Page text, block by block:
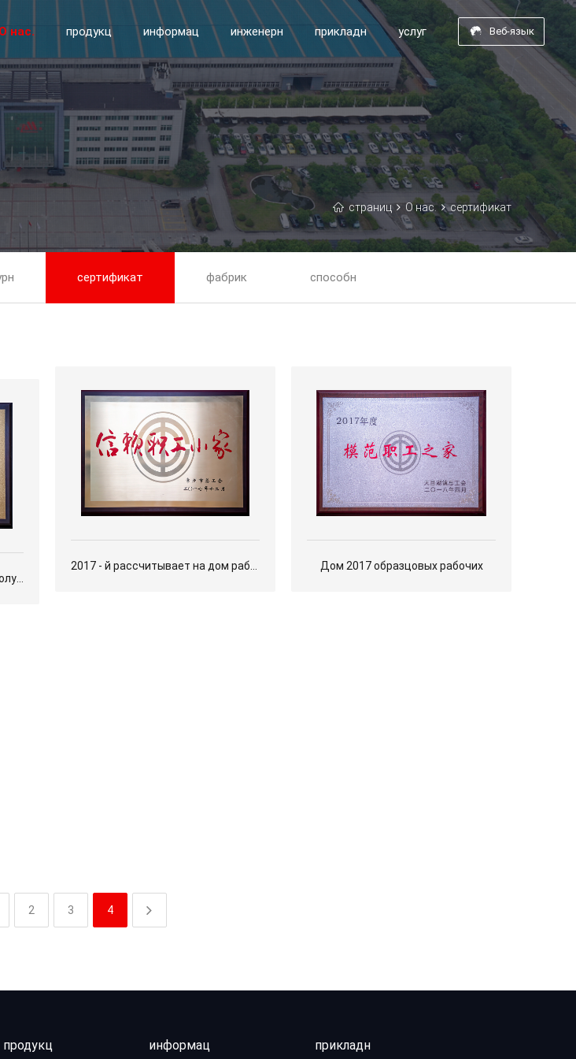
О нас. продукц информац инженерн прикладн услуг Веб-язык
страниц О нас. сертификат
сертификат фабрик способн
2017 - й рассчитывает на дом рабочих Дом 2017 образцовых рабочих
2 3 4
продукц информац прикладн